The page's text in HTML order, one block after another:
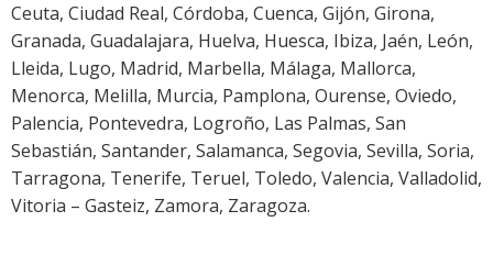
Ceuta, Ciudad Real, Córdoba, Cuenca, Gijón, Girona,
Granada, Guadalajara, Huelva, Huesca, Ibiza, Jaén, León,
Lleida, Lugo, Madrid, Marbella, Málaga, Mallorca,
Menorca, Melilla, Murcia, Pamplona, Ourense, Oviedo,
Palencia, Pontevedra, Logroño, Las Palmas, San
Sebastián, Santander, Salamanca, Segovia, Sevilla, Soria,
Tarragona, Tenerife, Teruel, Toledo, Valencia, Valladolid,
Vitoria – Gasteiz, Zamora, Zaragoza.